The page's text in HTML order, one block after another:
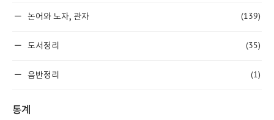
논어와 노자, 관자 (139)
도서정리 (35)
음반정리 (1)
통계